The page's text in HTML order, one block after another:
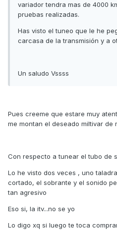
variador tendra mas de 4000
pruebas realizadas.
Has visto el tuneo que le he
carcasa de la transmisión y a
Un saludo Vssss
Pues creeme que estare muy
me montan el deseado miltivar de
Con respecto a tunear el tubo de
Lo he visto dos veces , uno
cortado, el sobrante y el sonido
tan agresivo
Eso si, la itv...no se yo
Lo digo xq si luego te toca